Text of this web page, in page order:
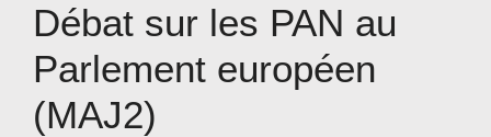
Débat sur les PAN au
Parlement européen
(MAJ2)